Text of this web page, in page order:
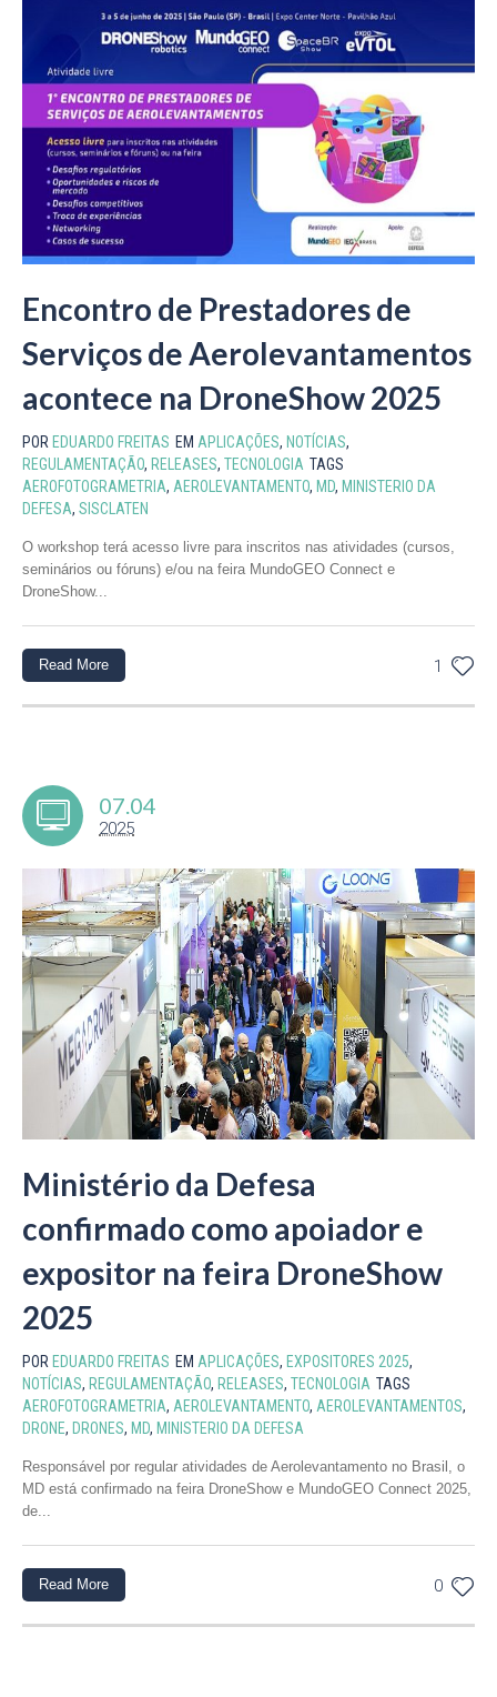
Encontro de Prestadores de
Serviços de Aerolevantamentos
acontece na DroneShow 2025
POR EDUARDO FREITAS EM APLICAÇÕES, NOTÍCIAS,
REGULAMENTAÇÃO, RELEASES, TECNOLOGIA TAGS
AEROFOTOGRAMETRIA, AEROLEVANTAMENTO, MD, MINISTERIO DA
DEFESA, SISCLATEN
O workshop terá acesso livre para inscritos nas atividades (cursos,
seminários ou fóruns) e/ou na feira MundoGEO Connect e
DroneShow...
1
Read More
07.04
2025
Ministério da Defesa
confirmado como apoiador e
expositor na feira DroneShow
2025
POR EDUARDO FREITAS EM APLICAÇÕES, EXPOSITORES 2025,
NOTÍCIAS, REGULAMENTAÇÃO, RELEASES, TECNOLOGIA TAGS
AEROFOTOGRAMETRIA, AEROLEVANTAMENTO, AEROLEVANTAMENTOS,
DRONE, DRONES, MD, MINISTERIO DA DEFESA
Responsável por regular atividades de Aerolevantamento no Brasil, o
MD está confirmado na feira DroneShow e MundoGEO Connect 2025,
de...
0
Read More